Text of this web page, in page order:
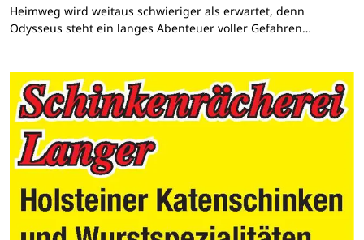
Heimweg wird weitaus schwieriger als erwartet, denn
Odysseus steht ein langes Abenteuer voller Gefahren…